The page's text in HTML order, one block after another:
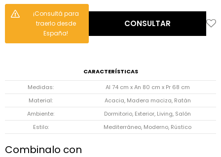
¡Consultá para
traerlo desde
España!
CONSULTAR
CARACTERÍSTICAS
Medidas
Al 74 cm x An 80 cm x Pr 68 cm
Material
Acacia, Madera maciza, Ratán
Ambiente
Dormitorio, Exterior, Living, Salón
Estilo
Mediterráneo, Moderno, Rústico
Combinalo con